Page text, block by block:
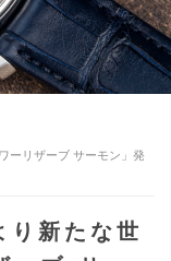
ーリザーブ サーモン」発
り新たな世